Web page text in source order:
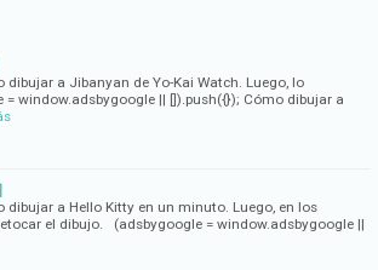
a Jibanyan de Yo-Kai Watch. Luego, lo
window.adsbygoogle || []).push({}); Cómo dibujar a
a Hello Kitty en un minuto. Luego, en los
el dibujo. (adsbygoogle = window.adsbygoogle ||